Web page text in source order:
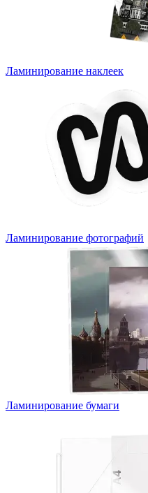
Ламинирование наклеек
Ламинирование фотографий
Ламинирование бумаги